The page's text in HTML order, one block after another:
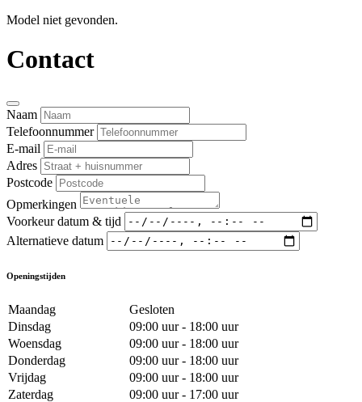
Model niet gevonden.
Contact
Naam
Telefoonnummer
E-mail
Adres
Postcode
Opmerkingen
Voorkeur datum & tijd
Alternatieve datum
Openingstijden
Maandag
Gesloten
Dinsdag
09:00 uur - 18:00 uur
Woensdag
09:00 uur - 18:00 uur
Donderdag
09:00 uur - 18:00 uur
Vrijdag
09:00 uur - 18:00 uur
Zaterdag
09:00 uur - 17:00 uur